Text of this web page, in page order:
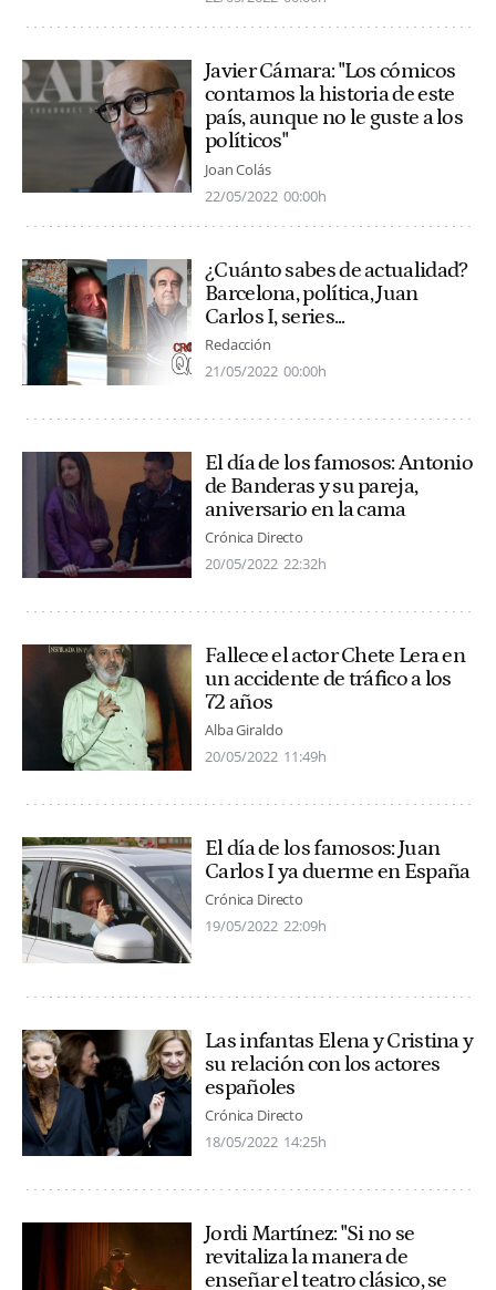
Javier Cámara: "Los cómicos
contamos la historia de este
país, aunque no le guste a los
políticos"
Joan Colás
22/05/2022 00:00h
¿Cuánto sabes de actualidad?
Barcelona, política, Juan
Carlos I, series...
Redacción
21/05/2022 00:00h
El día de los famosos: Antonio
de Banderas y su pareja,
aniversario en la cama
Crónica Directo
20/05/2022 22:32h
Fallece el actor Chete Lera en
un accidente de tráfico a los
72 años
Alba Giraldo
20/05/2022 11:49h
El día de los famosos: Juan
Carlos I ya duerme en España
Crónica Directo
19/05/2022 22:09h
Las infantas Elena y Cristina y
su relación con los actores
españoles
Crónica Directo
18/05/2022 14:25h
Jordi Martínez: "Si no se
revitaliza la manera de
enseñar el teatro clásico, se